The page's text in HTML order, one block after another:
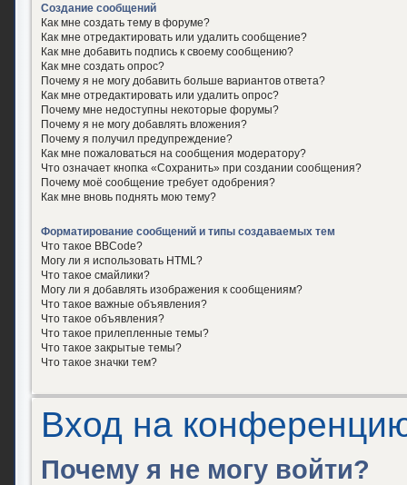
Создание сообщений
Как мне создать тему в форуме?
Как мне отредактировать или удалить сообщение?
Как мне добавить подпись к своему сообщению?
Как мне создать опрос?
Почему я не могу добавить больше вариантов ответа?
Как мне отредактировать или удалить опрос?
Почему мне недоступны некоторые форумы?
Почему я не могу добавлять вложения?
Почему я получил предупреждение?
Как мне пожаловаться на сообщения модератору?
Что означает кнопка «Сохранить» при создании сообщения?
Почему моё сообщение требует одобрения?
Как мне вновь поднять мою тему?
Форматирование сообщений и типы создаваемых тем
Что такое BBCode?
Могу ли я использовать HTML?
Что такое смайлики?
Могу ли я добавлять изображения к сообщениям?
Что такое важные объявления?
Что такое объявления?
Что такое прилепленные темы?
Что такое закрытые темы?
Что такое значки тем?
Вход на
Почему я не могу войти?